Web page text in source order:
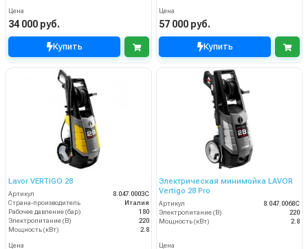
Цена
34 000 руб.
Купить
Цена
57 000 руб.
Купить
Lavor VERTIGO 28
Артикул
8.047.0003C
Страна-производитель
Италия
Рабочее давление (бар)
180
Электропитание (В)
220
Мощность (кВт)
2.8
Цена
Электрическая минимойка LAVOR
Vertigo 28 Pro
Артикул
8.047.0068C
Электропитание (В)
220
Мощность (кВт)
2.8
Цена